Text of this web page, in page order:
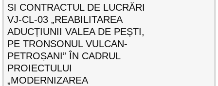
SI CONTRACTUL DE LUCRĂRI
VJ-CL-03 „REABILITAREA
ADUCȚIUNII VALEA DE PEȘTI,
PE TRONSONUL VULCAN-
PETROȘANI” ÎN CADRUL
PROIECTULUI
„MODERNIZAREA